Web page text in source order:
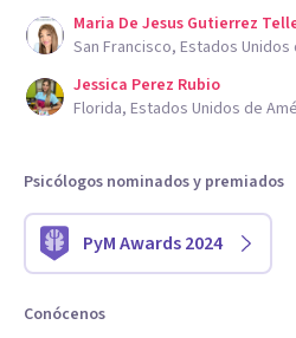
Maria De Jesus Gutierrez
San Francisco, Estados Unidos
Jessica Perez Rubio
Florida, Estados Unidos de
Psicólogos nominados y premiados
PyM Awards 2024
Conócenos